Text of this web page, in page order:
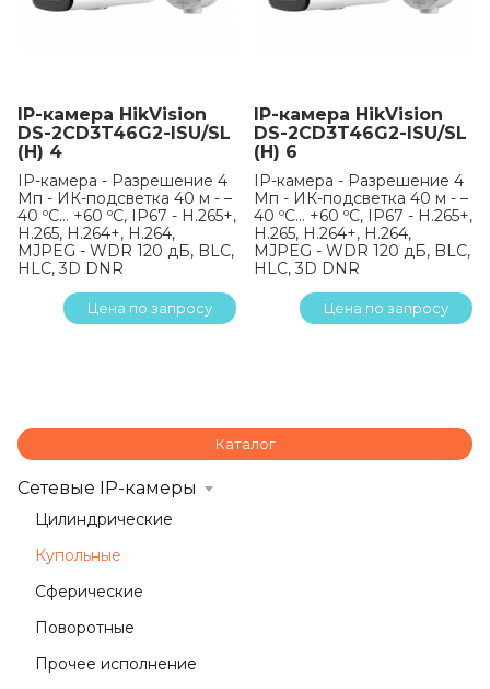
IP-камера HikVision
DS-2CD3T46G2-ISU/SL
(H) 4
IP-камера - Разрешение 4
Мп - ИК-подсветка 40 м - –
40 ºC… +60 ºC, IP67 - H.265+,
H.265, H.264+, H.264,
MJPEG - WDR 120 дБ, BLC,
HLC, 3D DNR
Цена по запросу
IP-камера HikVision
DS-2CD3T46G2-ISU/SL
(H) 6
IP-камера - Разрешение 4
Мп - ИК-подсветка 40 м - –
40 ºC… +60 ºC, IP67 - H.265+,
H.265, H.264+, H.264,
MJPEG - WDR 120 дБ, BLC,
HLC, 3D DNR
Цена по запросу
Каталог
Сетевые IP-камеры
Цилиндрические
Купольные
Сферические
Поворотные
Прочее исполнение